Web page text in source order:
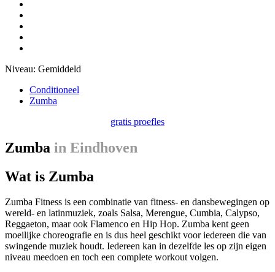
Niveau: Gemiddeld
Conditioneel
Zumba
gratis proefles
Zumba in Eindhoven
Wat is Zumba
Zumba Fitness is een combinatie van fitness- en dansbewegingen op
wereld- en latinmuziek, zoals Salsa, Merengue, Cumbia, Calypso,
Reggaeton, maar ook Flamenco en Hip Hop. Zumba kent geen
moeilijke choreografie en is dus heel geschikt voor iedereen die van
swingende muziek houdt. Iedereen kan in dezelfde les op zijn eigen
niveau meedoen en toch een complete workout volgen.